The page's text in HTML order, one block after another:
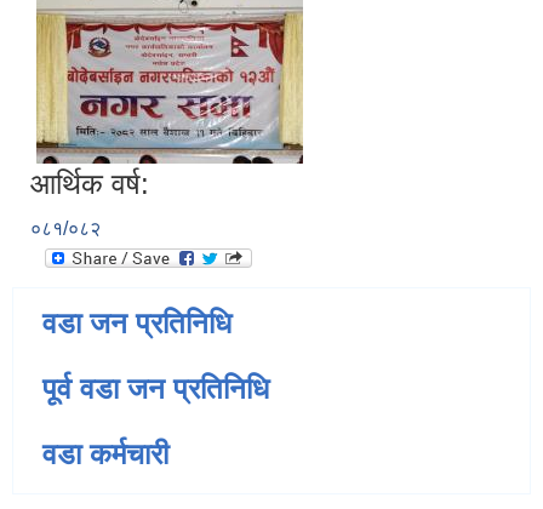
आर्थिक वर्ष:
०८१/०८२
वडा जन प्रतिनिधि
पूर्व वडा जन प्रतिनिधि
वडा कर्मचारी